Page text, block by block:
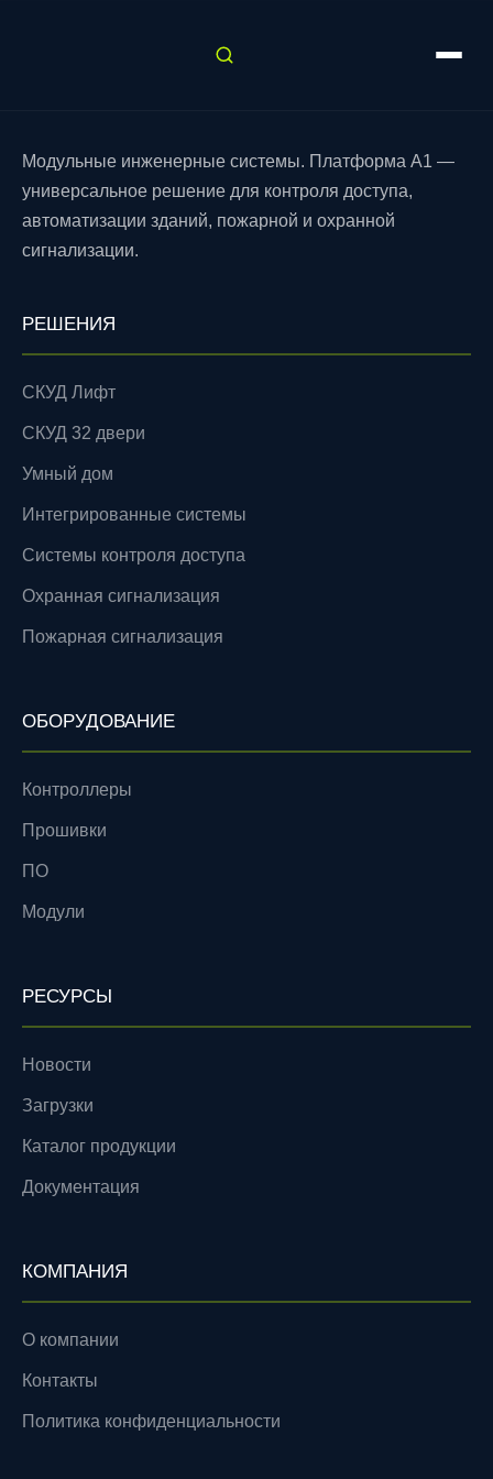
Модульные инженерные системы. Платформа A1 —
универсальное решение для контроля доступа,
автоматизации зданий, пожарной и охранной
сигнализации.
РЕШЕНИЯ
СКУД Лифт
СКУД 32 двери
Умный дом
Интегрированные системы
Системы контроля доступа
Охранная сигнализация
Пожарная сигнализация
ОБОРУДОВАНИЕ
Контроллеры
Прошивки
ПО
Модули
РЕСУРСЫ
Новости
Загрузки
Каталог продукции
Документация
КОМПАНИЯ
О компании
Контакты
Политика конфиденциальности